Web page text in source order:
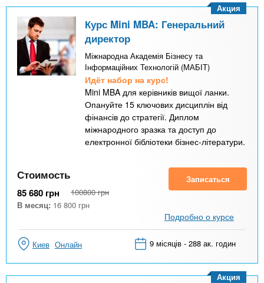
Курс Mini MBA: Генеральний
директор
Міжнародна Академія Бізнесу та
Інформаційних Технологій (МАБІТ)
Идёт набор на курс!
Mini MBA для керівників вищої ланки.
Опануйте 15 ключових дисциплін від
фінансів до стратегії. Диплом
міжнародного зразка та доступ до
електронної бібліотеки бізнес-літератури.
Акция
Стоимость
85 680 грн 100800 грн
В месяц: 16 800 грн
Записаться
Подробно о курсе
Киев Онлайн 9 місяців - 288 ак. годин
Акция